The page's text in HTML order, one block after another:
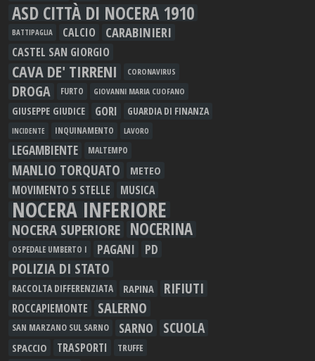
ASD CITTÀ DI NOCERA 1910
BATTIPAGLIA CALCIO CARABINIERI
CASTEL SAN GIORGIO
CAVA DE' TIRRENI CORONAVIRUS
DROGA FURTO GIOVANNI MARIA CUOFANO
GIUSEPPE GIUDICE GORI GUARDIA DI FINANZA
INCIDENTE INQUINAMENTO LAVORO
LEGAMBIENTE MALTEMPO
MANLIO TORQUATO METEO
MOVIMENTO 5 STELLE MUSICA
NOCERA INFERIORE
NOCERA SUPERIORE NOCERINA
OSPEDALE UMBERTO I PAGANI PD
POLIZIA DI STATO
RACCOLTA DIFFERENZIATA RAPINA RIFIUTI
ROCCAPIEMONTE SALERNO
SAN MARZANO SUL SARNO SARNO SCUOLA
SPACCIO TRASPORTI TRUFFE